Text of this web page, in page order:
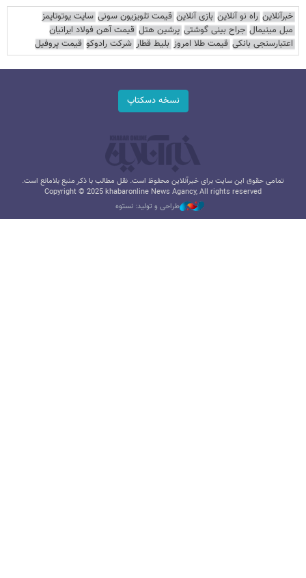
خبرآنلاین راه نو آنلاین بازی آنلاین قیمت تلویزیون سونی سایت یوتوتایمز
مبل مینیمال جراح بینی گوشتی پرشین هتل قیمت آهن فولاد ایرانیان
اعتبارسنجی بانکی قیمت طلا امروز بلیط قطار شرکت رادوکو قیمت پروفیل
نسخه دسکتاپ
تمامی حقوق این سایت برای خبرآنلاین محفوظ است. نقل مطالب با ذکر منبع بلامانع است.
Copyright © 2025 khabaronline News Agancy, All rights reserved
طراحی و تولید: نستوه